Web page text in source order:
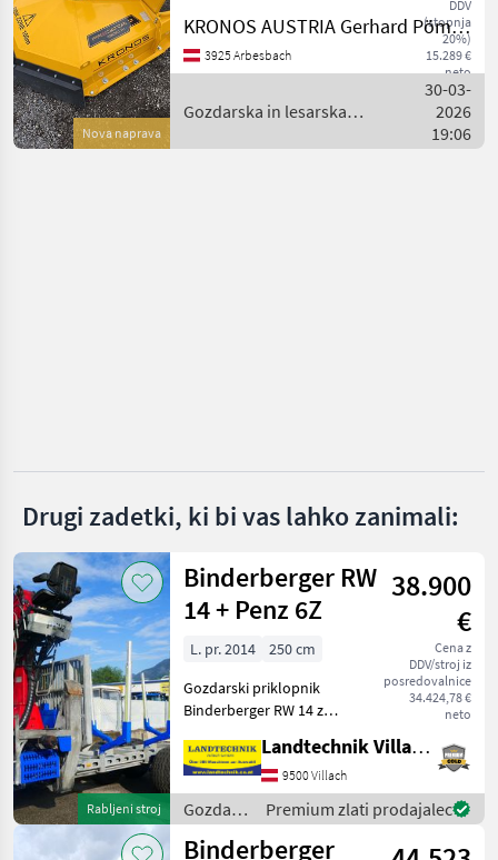
Sonstige
MARKETPLACE
Marketplace
Ponudbe
Nova naprava
DDV
(stopnja
20%)
15.289 €
neto
Halterung für
Kranspitzenanbau
(Halterung für Std
und mit hydr. Frontkl
KRONOS AUSTRIA Gerhard Pömmer e.U.
3925 Arbesbach
Gozdarska in lesarska
30-03-
2026
19:06
Drugi zadetki, ki bi vas lahko zanimali:
Rabljeni stroj
Binderberger RW
14 + Penz 6Z
38.900
€
Cena z
DDV/stroj iz
posredovalnice
34.424,78 €
neto
L. pr. 2014
250 cm
Gozdarski priklopnik
Binderberger RW 14 z
originalnim lovskim
stolom, z joystickom in
nožnim upravljanjem,
hidravlično samostojno
napajanje, z ol
Landtechnik Villach GmbH
9500 Villach
Gozdarska
in
lesarska
Premium zlati prodajalec
Binderberger